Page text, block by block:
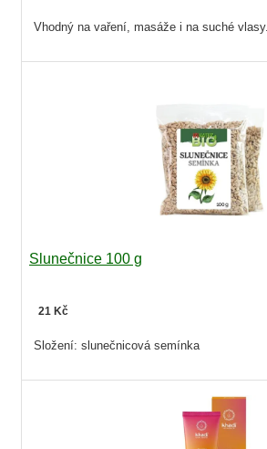
Vhodný na vaření, masáže i na suché vlasy.
Slunečnice 100 g
21 Kč
Složení: slunečnicová semínka